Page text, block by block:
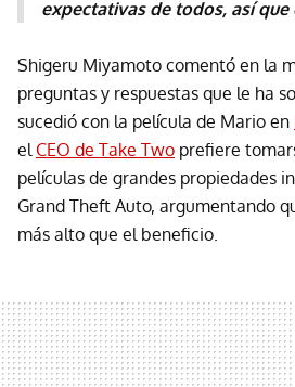
expectativas de todos, así que
Shigeru Miyamoto comentó en la
preguntas y respuestas que le ha
sucedió con la película de Mario en
el CEO de Take Two prefiere
películas de grandes propiedades
Grand Theft Auto, argumentando
más alto que el beneficio.